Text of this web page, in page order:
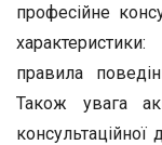
професійне
правила
Також увага
консультаційної